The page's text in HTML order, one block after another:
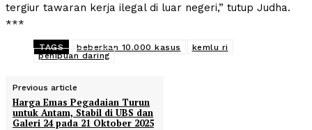
tergiur tawaran kerja ilegal di luar negeri,” tutup Judha.
***
TAGS beberkan 10.000 kasus
kemlu ri
penipuan daring
Previous article
Harga Emas Pegadaian Turun
untuk Antam, Stabil di UBS dan
Galeri 24 pada 21 Oktober 2025